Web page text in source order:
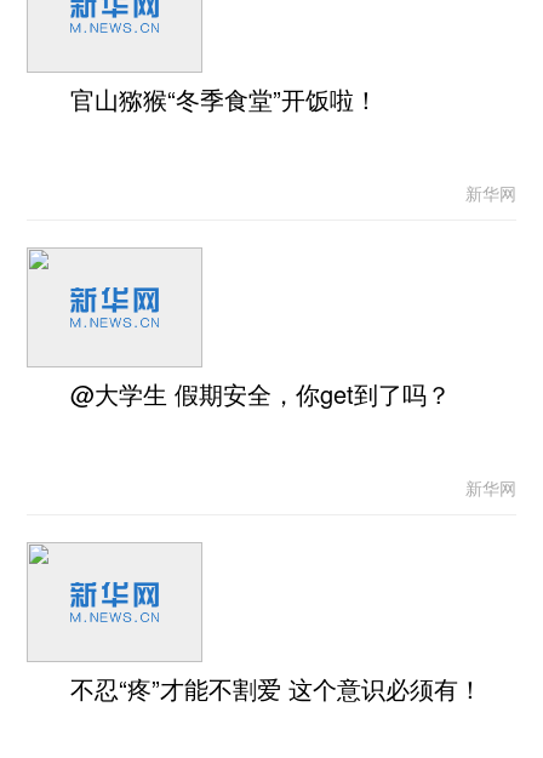
官山猕猴“冬季食堂”开饭啦！
新华网
@大学生 假期安全，你get到了吗？
新华网
不忍“疼”才能不割爱 这个意识必须有！